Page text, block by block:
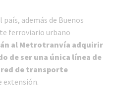
país, además de Buenos
ferroviario urbano
al Metrotranvía adquirir
de ser una única línea de
red de transporte
extensión.